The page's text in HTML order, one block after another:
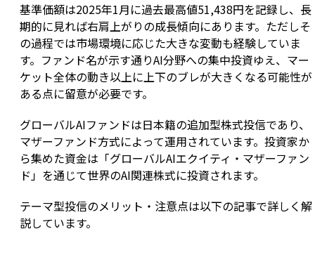
基準価額は2025年1月に過去最高値51,438円を記録し、長
期的に見れば右肩上がりの成長傾向にあります。ただしそ
の過程では市場環境に応じた大きな変動も経験していま
す。ファンド名が示す通りAI分野への集中投資ゆえ、マー
ケット全体の動き以上に上下のブレが大きくなる可能性が
ある点に留意が必要です。
グローバルAIファンドは日本籍の追加型株式投信であり、
マザーファンド方式によって運用されています。投資家か
ら集めた資金は「グローバルAIエクイティ・マザーファン
ド」を通じて世界のAI関連株式に投資されます。
テーマ型投信のメリット・注意点は以下の記事で詳しく解
説しています。